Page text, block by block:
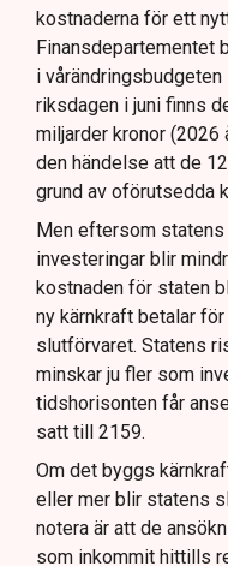
kostnaderna för ett
Finansdepartementet
i
riksdagen i juni finns
miljarder kronor (2026
den händelse att de
grund av oförutsedda
Men eftersom statens
investeringar blir
kostnaden för staten
ny kärnkraft betalar
slutförvaret. Statens
minskar ju fler som
tidshorisonten får
satt till 2159.
Om det byggs
eller mer blir statens
notera är att de
som inkommit hittills